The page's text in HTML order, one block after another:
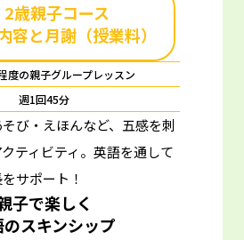
歳親子コース
容と月謝（授業料）
度の親子グループレッスン
週1回45分
び・えほんなど、五感を刺
ティビティ。 英語を通して
サポート！
子で楽しく
のスキンシップ